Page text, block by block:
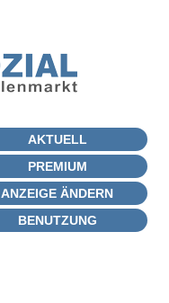
AKTUELL
PREMIUM
ANZEIGE ÄNDERN
BENUTZUNG